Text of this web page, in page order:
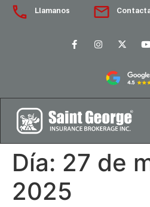
Llamanos
Día: 27 de
2025